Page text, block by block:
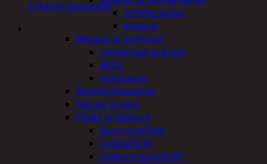
Takaisin kauppaan
Sorkkaraudat
Vasarat
Mittaus ja merkintä
Linjalangat ja kynät
Mitat
Vatupassit
Momenttiavaimet
Nitojat ja niitit
Pihdit ja leikkurit
Kuorintapihdit
Lukkopihdit
Lukkorengaspihdit